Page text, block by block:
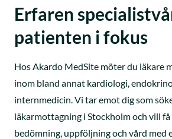
Erfaren
patienten i fokus
Hos Akardo MedSite möter du läkare
inom bland annat kardiologi,
internmedicin. Vi tar emot dig som
läkarmottagning i Stockholm och vill
bedömning, uppföljning och vård med